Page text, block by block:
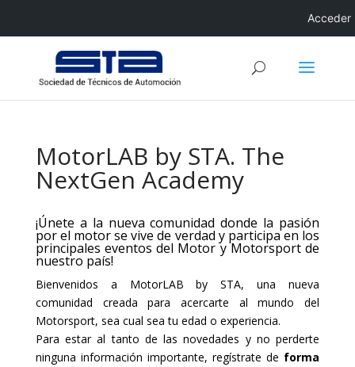
MotorLAB by STA. The
NextGen Academy
¡Únete a la nueva comunidad donde la pasión
por el motor se vive de verdad y participa en los
principales eventos del Motor y Motorsport de
nuestro país!
Bienvenidos a MotorLAB by STA, una nueva
comunidad creada para acercarte al mundo del
Motorsport, sea cual sea tu edad o experiencia.
Para estar al tanto de las novedades y no perderte
ninguna información importante, regístrate de forma
Acceder